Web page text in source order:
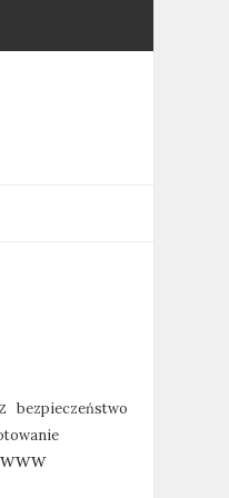
bezpieczeństwo